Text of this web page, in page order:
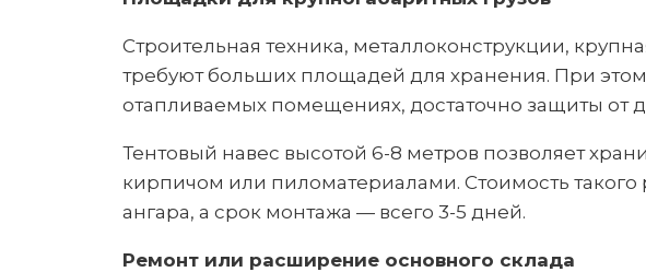
Строительная техника, металлоконструкции,
требуют больших площадей для хранения. При этом
отапливаемых помещениях, достаточно защиты от
Тентовый навес высотой 6-8 метров позволяет
кирпичом или пиломатериалами. Стоимость
ангара, а срок монтажа — всего 3-5 дней.
Ремонт или расширение основного склада